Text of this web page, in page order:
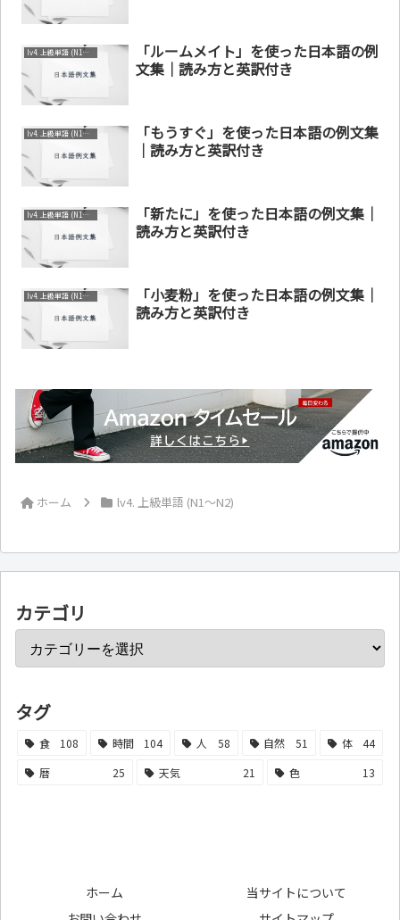
lv4. 上級単語 (N1～N2)
「ルームメイト」を使った日本語の例
文集｜読み方と英訳付き
lv4. 上級単語 (N1～N2)
「もうすぐ」を使った日本語の例文集
｜読み方と英訳付き
lv4. 上級単語 (N1～N2)
「新たに」を使った日本語の例文集｜
読み方と英訳付き
lv4. 上級単語 (N1～N2)
「小麦粉」を使った日本語の例文集｜
読み方と英訳付き
ホーム lv4. 上級単語 (N1～N2)
カテゴリ
タグ
食 108 時間 104 人 58 自然 51 体
44
暦
25 天気 21 色 13
ホーム
当サイトについて